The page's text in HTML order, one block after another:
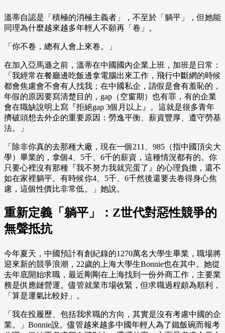
溫蒂自認是「積極的消極主義者」，不至於「躺平」，但她能
同理為什麼越來越多年輕人不願再「卷」。
「你不卷，總有人會上來卷。」
在加入亞馬遜之前，溫蒂在中國國內企業上班，加班是日常：
「我經常在餐廳邊吃飯邊拿電腦出來工作，飛行中斷網的時候
都會焦慮會不會有人找我；在中國私企，請假是會有羞恥的，
年假的原因要寫清楚目的，gap（空窗期）也有罪，有的企業
會在職缺說明上寫『拒絕gap 3個月以上』。這就是很多青年
擠破頭想去外企的重要原因：勞逸平衡、薪資豐厚、遵守勞基
法。」
「除非你真的去那種大廠，現在一個211、985（指中國頂尖大
學）畢業的，拿個4、5千、6千的薪資，這種情況都有的。你
只要心裡沒有那種『我不努力我就完蛋了』的心理負擔，還不
如在家裡躺平。有時候你4、5千、6千然後還要去卷得身心焦
慮，這個性價比非常低。」她說。
重新定義「躺平」：Z世代對惡性競爭的
無聲抵抗
今年夏天，中國預計有創紀錄的1270萬名大學生畢業，職場將
迎來新的競爭浪潮，22歲的上海大學生Bonnie也在其中。她從
去年底開始求職，最近剛剛在上海找到一份外商工作，主要業
務是供應鏈營運。儘管就業市場收緊，但求職過程頗為順利，
「算是運氣比較好」。
「我在投履歷、包括我求職的方向，其實是沒有考慮中國的企
業。」Bonnie說。儘管越來越多中國年輕人為了鐵飯碗而報考